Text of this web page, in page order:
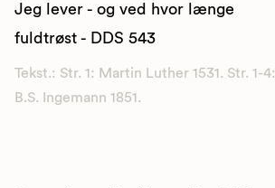
Jeg lever - og ved hvor længe
fuldtrøst - DDS 543
Tekst.: Str. 1: Martin Luther 1531. Str. 1-4:
B.S. Ingemann 1851.